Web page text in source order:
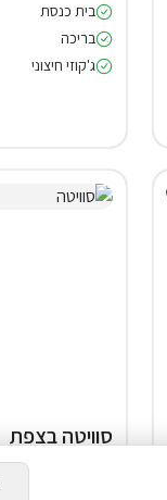
בית כנסת
בריכה
ג'קוזי חיצוני
סוויטה בצפת
המתחם כולו